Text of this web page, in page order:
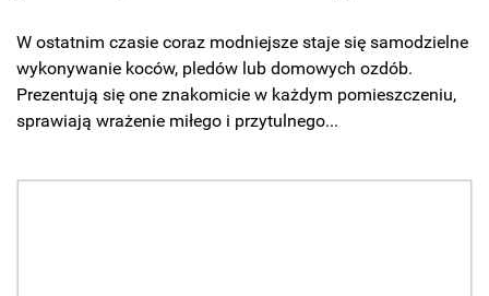
W ostatnim czasie coraz modniejsze staje się samodzielne
wykonywanie koców, pledów lub domowych ozdób.
Prezentują się one znakomicie w każdym pomieszczeniu,
sprawiają wrażenie miłego i przytulnego...